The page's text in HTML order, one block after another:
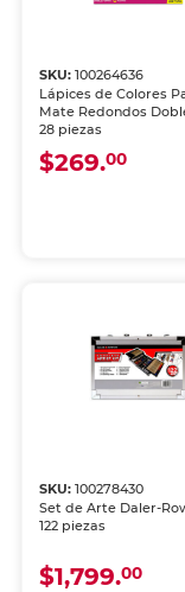
SKU:100264636
Lápices de Colores
Mate Redondos
28 piezas
$269.00
SKU:100278430
Set de Arte Daler-
122 piezas
$1,799.00